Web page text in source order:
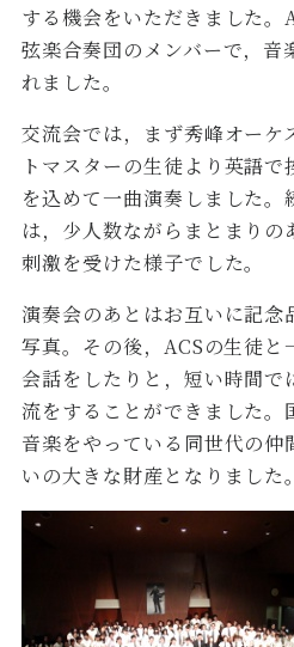
する機会をいただきました。
弦楽合奏団のメンバーで，音
れました。
交流会では，まず秀峰オーケ
トマスターの生徒より英語
を込めて一曲演奏しました
は，少人数ながらまとまりの
刺激を受けた様子でした。
演奏会のあとはお互いに記
写真。その後，ACSの生徒と
会話をしたりと，短い時間
流をすることができました。
音楽をやっている同世代の
いの大きな財産となりました。